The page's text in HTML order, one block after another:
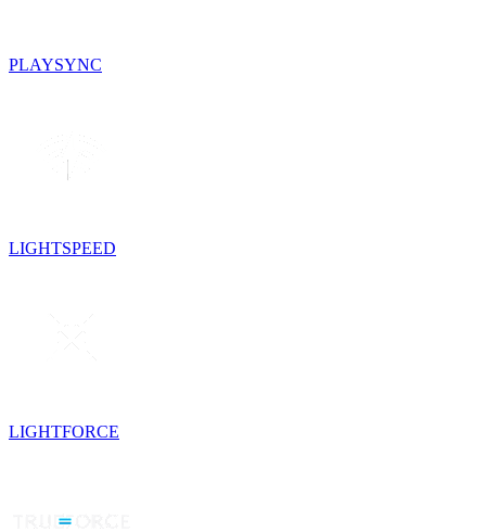
PLAYSYNC
LIGHTSPEED
LIGHTFORCE